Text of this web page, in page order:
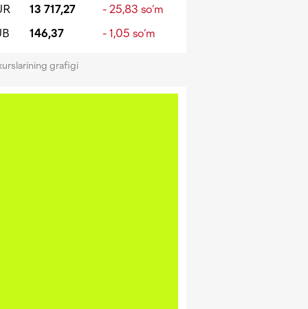
13 717,27
- 25,83 so‘m
146,37 - 1,05 so‘m
grafigi